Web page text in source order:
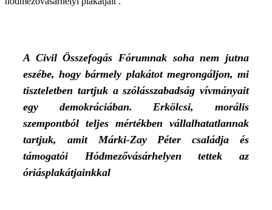
A Civil Összefogás Fórumnak soha nem jutna
eszébe, hogy bármely plakátot megrongáljon, mi
tiszteletben tartjuk a szólásszabadság vívmányait
egy demokráciában. Erkölcsi, morális
szempontból teljes mértékben vállalhatatlannak
tartjuk, amit Márki-Zay Péter családja és
támogatói Hódmezővásárhelyen tettek az
óriásplakátjainkkal